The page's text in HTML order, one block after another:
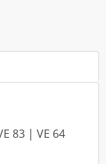
83 | VE 64